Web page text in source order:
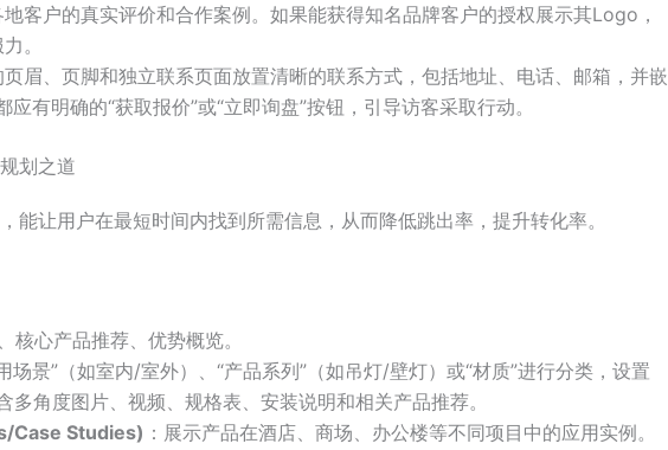
地客户的真实评价和合作案例。如果能获得知名品牌客户的授权展示其Logo，
。
页眉、页脚和独立联系页面放置清晰的联系方式，包括地址、电话、邮箱，并嵌
有明确的“获取报价”或“立即询盘”按钮，引导访客采取行动。
划之道
能让用户在最短时间内找到所需信息，从而降低跳出率，提升转化率。
核心产品推荐、优势概览。
场景”（如室内/室外）、“产品系列”（如吊灯/壁灯）或“材质”进行分类，设置
角度图片、视频、规格表、安装说明和相关产品推荐。
Case Studies) ：展示产品在酒店、商场、办公楼等不同项目中的应用实例。